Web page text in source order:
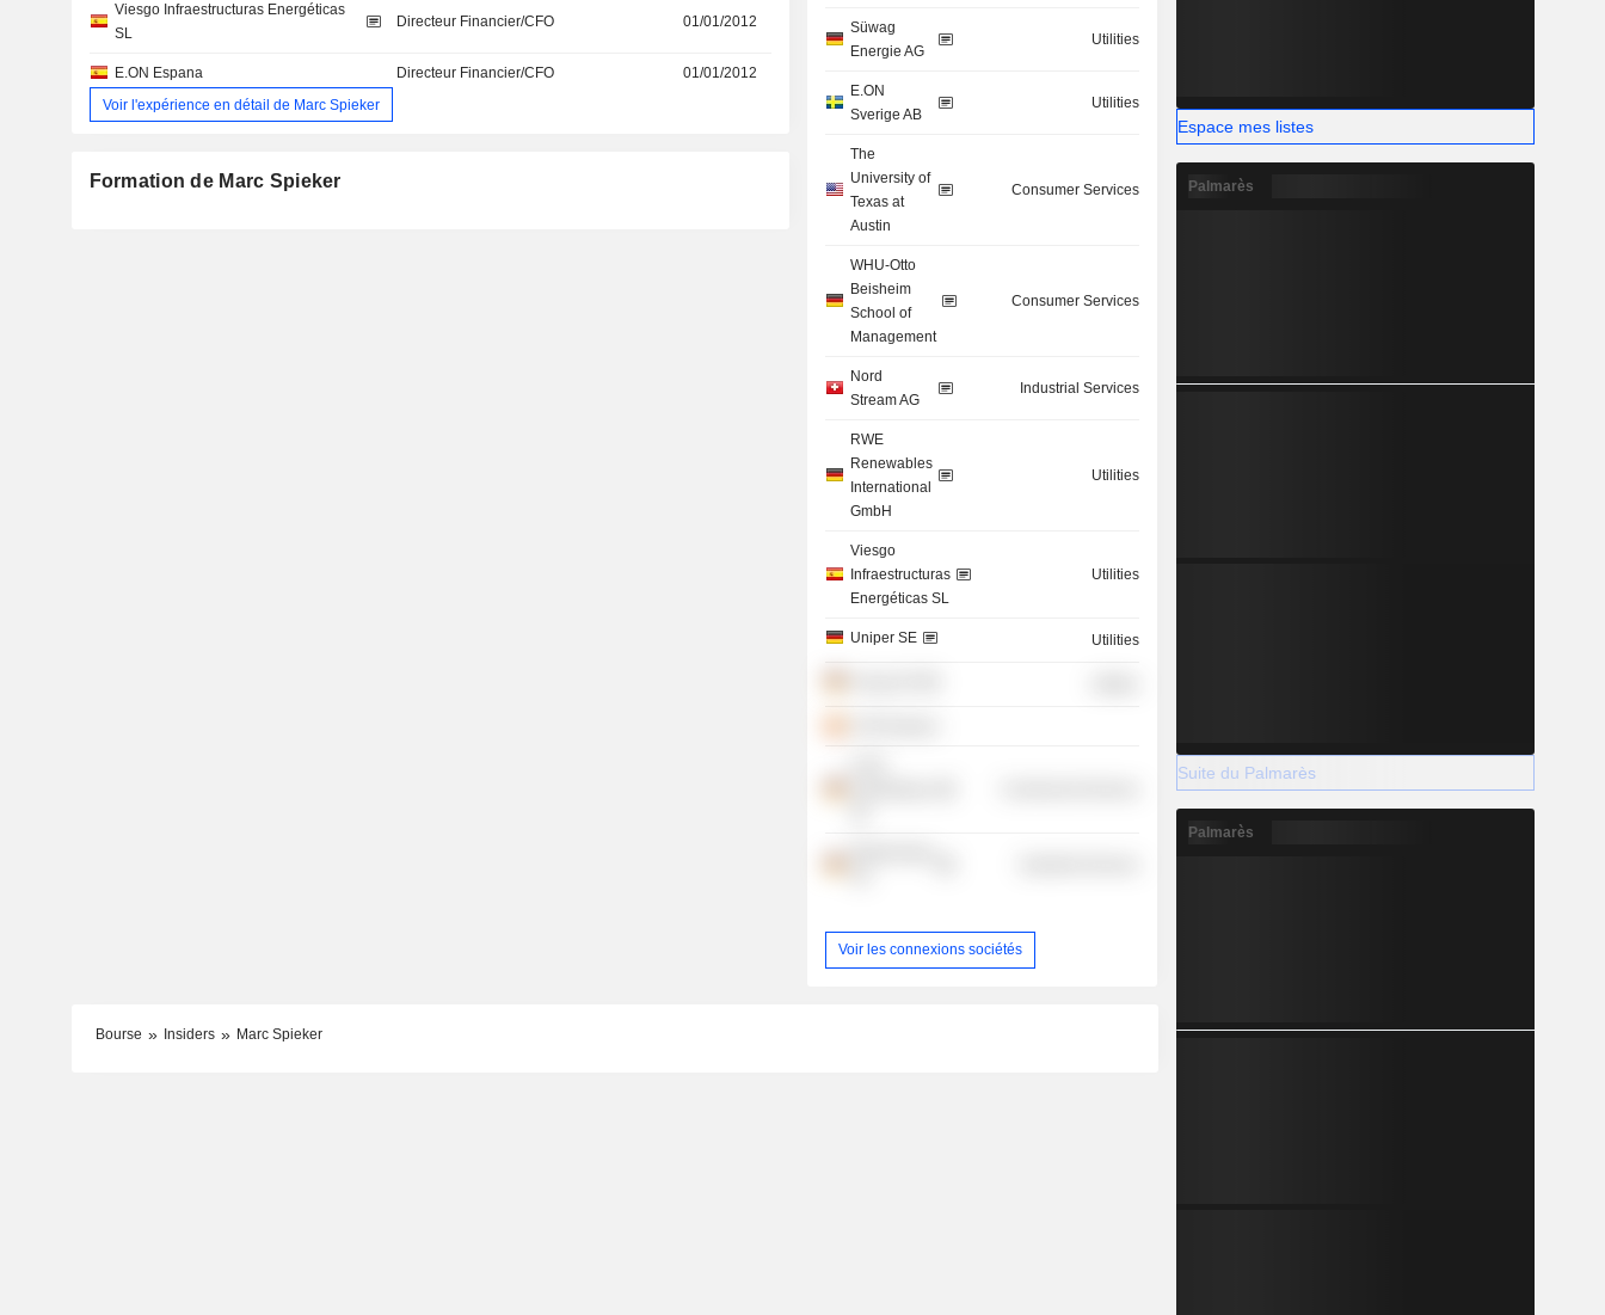
Viesgo Infraestructuras Energéticas
SL
Directeur Financier/CFO 01/01/2012
E.ON Espana Directeur Financier/CFO
01/01/2012
Voir l'expérience en détail de Marc Spieker
Formation de Marc Spieker
Süwag
Energie AG
Utilities
E.ON
Sverige AB
Utilities
The
University of
Texas at
Austin
Consumer Services
WHU-Otto
Beisheim
School of
Management
Consumer Services
Nord
Stream AG
Industrial Services
RWE
Renewables
International
GmbH
Utilities
Viesgo
Infraestructuras
Energéticas SL
Utilities
Uniper SE Utilities
Voir les connexions sociétés
Bourse Insiders Marc Spieker
Espace mes listes
Palmarès
Suite du Palmarès
Palmarès